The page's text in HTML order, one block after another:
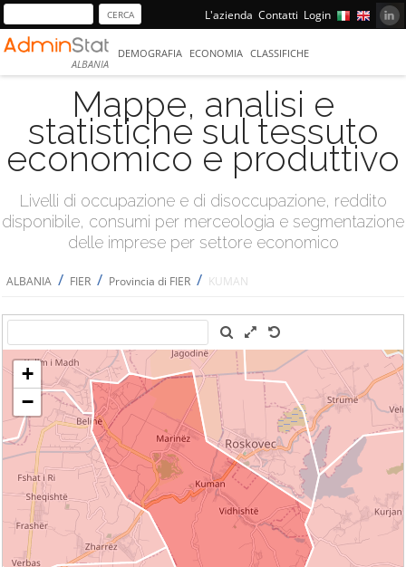
L'azienda Contatti Login
ALBANIA
DEMOGRAFIA ECONOMIA CLASSIFICHE
Mappe, analisi e
statistiche sul tessuto
economico e produttivo
Livelli di occupazione e di disoccupazione, reddito
disponibile, consumi per merceologia e segmentazione
delle imprese per settore economico
ALBANIA / FIER / Provincia di FIER / KUMAN